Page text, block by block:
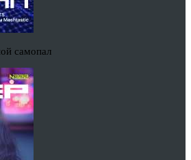
самопал